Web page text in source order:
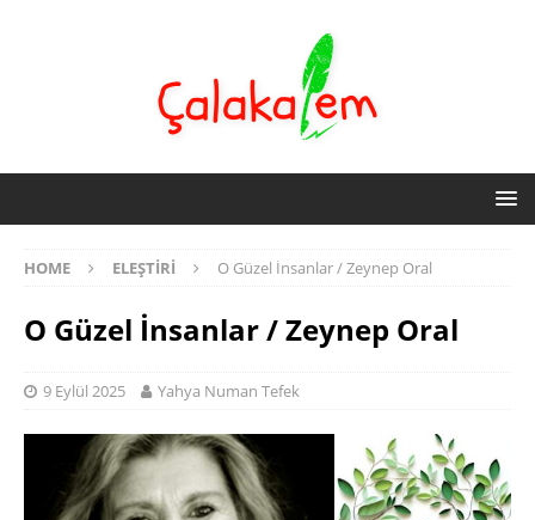
HOME ELEŞTIRI O Güzel İnsanlar / Zeynep Oral
O Güzel İnsanlar / Zeynep Oral
9 Eylül 2025 Yahya Numan Tefek